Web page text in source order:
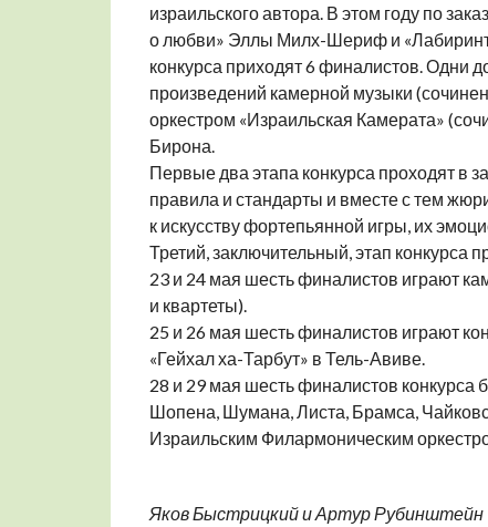
израильского автора. В этом году по
о любви» Эллы Милх-Шериф и
конкурса приходят 6 финалистов. Одни
произведений камерной музыки
оркестром «Израильская Камерата»
Бирона.
Первые два этапа конкурса проходят в
правила и стандарты и вместе с тем
к искусству фортепьянной игры, их
Третий, заключительный, этап конкурса
23 и 24 мая шесть финалистов играют
и квартеты).
25 и 26 мая шесть финалистов играют
«Гейхал ха-Тарбут» в Тель-Авиве.
28 и 29 мая шесть финалистов конкурса
Шопена, Шумана, Листа, Брамса,
Израильским Филармоническим
Яков Быстрицкий и Артур Рубинштейн